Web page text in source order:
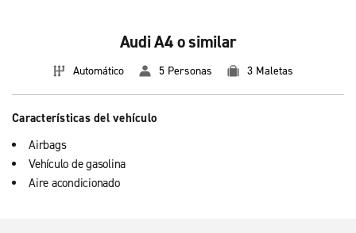
Audi A4 o similar
Automático 5 Personas 3 Maletas
Características del vehículo
Airbags
Vehículo de gasolina
Aire acondicionado